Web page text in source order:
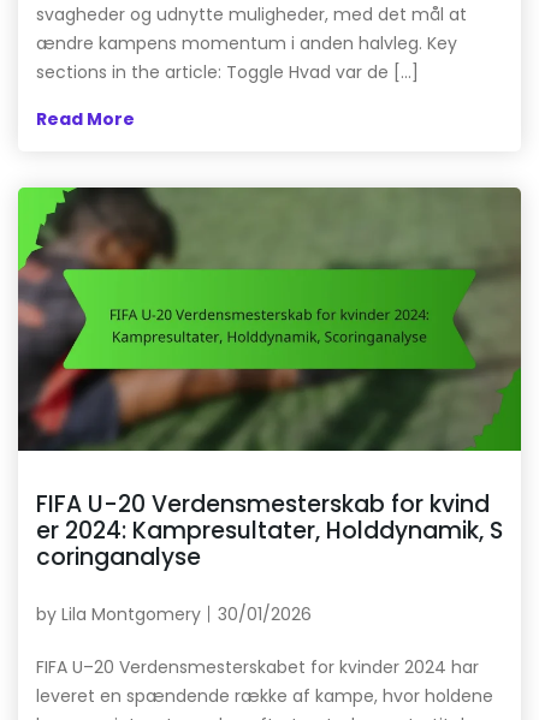
svagheder og udnytte muligheder, med det mål at
ændre kampens momentum i anden halvleg. Key
sections in the article: Toggle Hvad var de […]
Read More
FIFA U-20 Verdensmesterskab for kvind
er 2024: Kampresultater, Holddynamik, S
coringanalyse
by Lila Montgomery 30/01/2026
FIFA U–20 Verdensmesterskabet for kvinder 2024 har
leveret en spændende række af kampe, hvor holdene